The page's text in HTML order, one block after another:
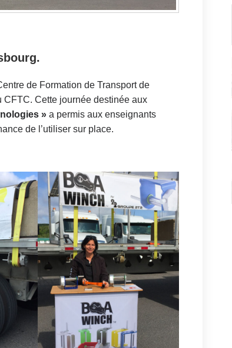
de Formation de Transport de
CFTC. Cette journée destinée aux
» a permis aux enseignants
de l’utiliser sur place.